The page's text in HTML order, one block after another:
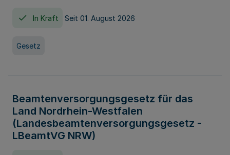
In Kraft Seit 01. August 2026
Gesetz
Beamtenversorgungsgesetz für das
Land Nordrhein-Westfalen
(Landesbeamtenversorgungsgesetz -
LBeamtVG NRW)